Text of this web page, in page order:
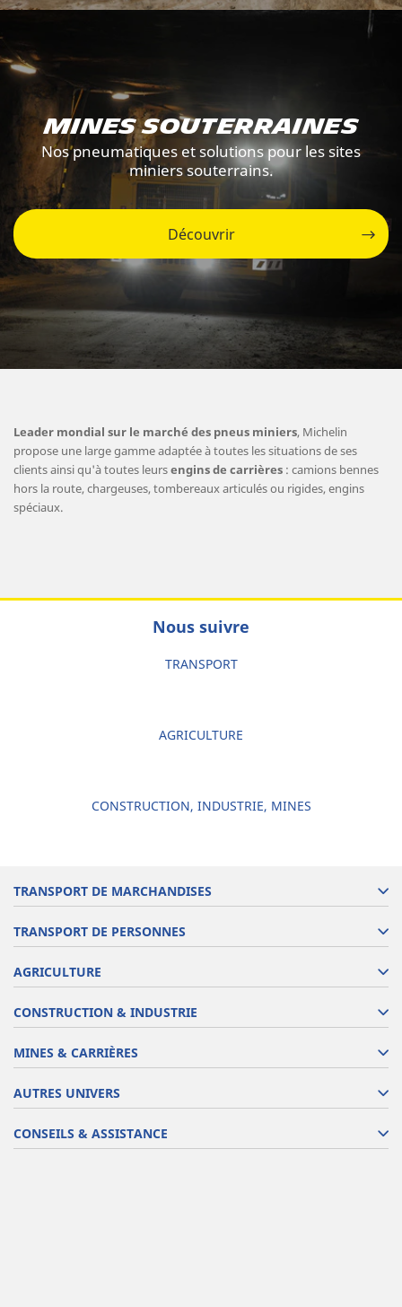
Mines souterraines
Nos pneumatiques et solutions pour les sites
miniers souterrains.
Découvrir
Leader mondial sur le marché des pneus miniers, Michelin
propose une large gamme adaptée à toutes les situations de ses
clients ainsi qu'à toutes leursengins de carrières : camions bennes
hors la route, chargeuses, tombereaux articulés ou rigides, engins
spéciaux.
Nous suivre
TRANSPORT
AGRICULTURE
CONSTRUCTION, INDUSTRIE, MINES
TRANSPORT DE MARCHANDISES
TRANSPORT DE PERSONNES
AGRICULTURE
CONSTRUCTION & INDUSTRIE
MINES & CARRIÈRES
AUTRES UNIVERS
CONSEILS & ASSISTANCE